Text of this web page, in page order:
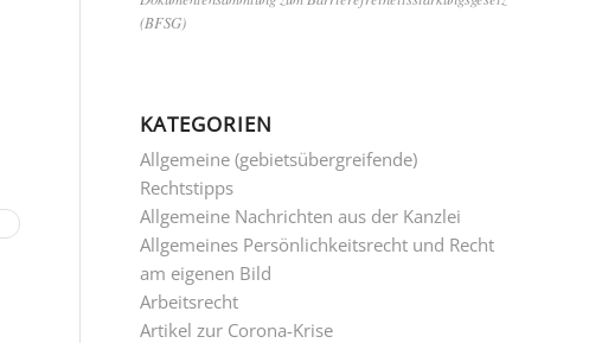
(BFSG)
KATEGORIEN
Allgemeine (gebietsübergreifende)
Rechtstipps
Allgemeine Nachrichten aus der Kanzlei
Allgemeines Persönlichkeitsrecht und Recht
am eigenen Bild
Arbeitsrecht
Artikel zur Corona-Krise